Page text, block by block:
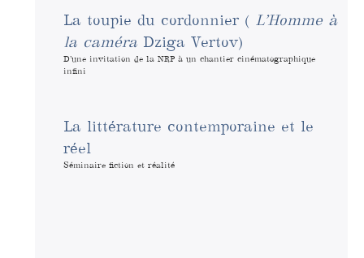
La toupie du cordonnier ( L’Homme à
la caméraDziga Vertov)
D’une invitation de la NRP à un chantier cinématographique
infini
La littérature contemporaine et le
réel
Séminaire fiction et réalité